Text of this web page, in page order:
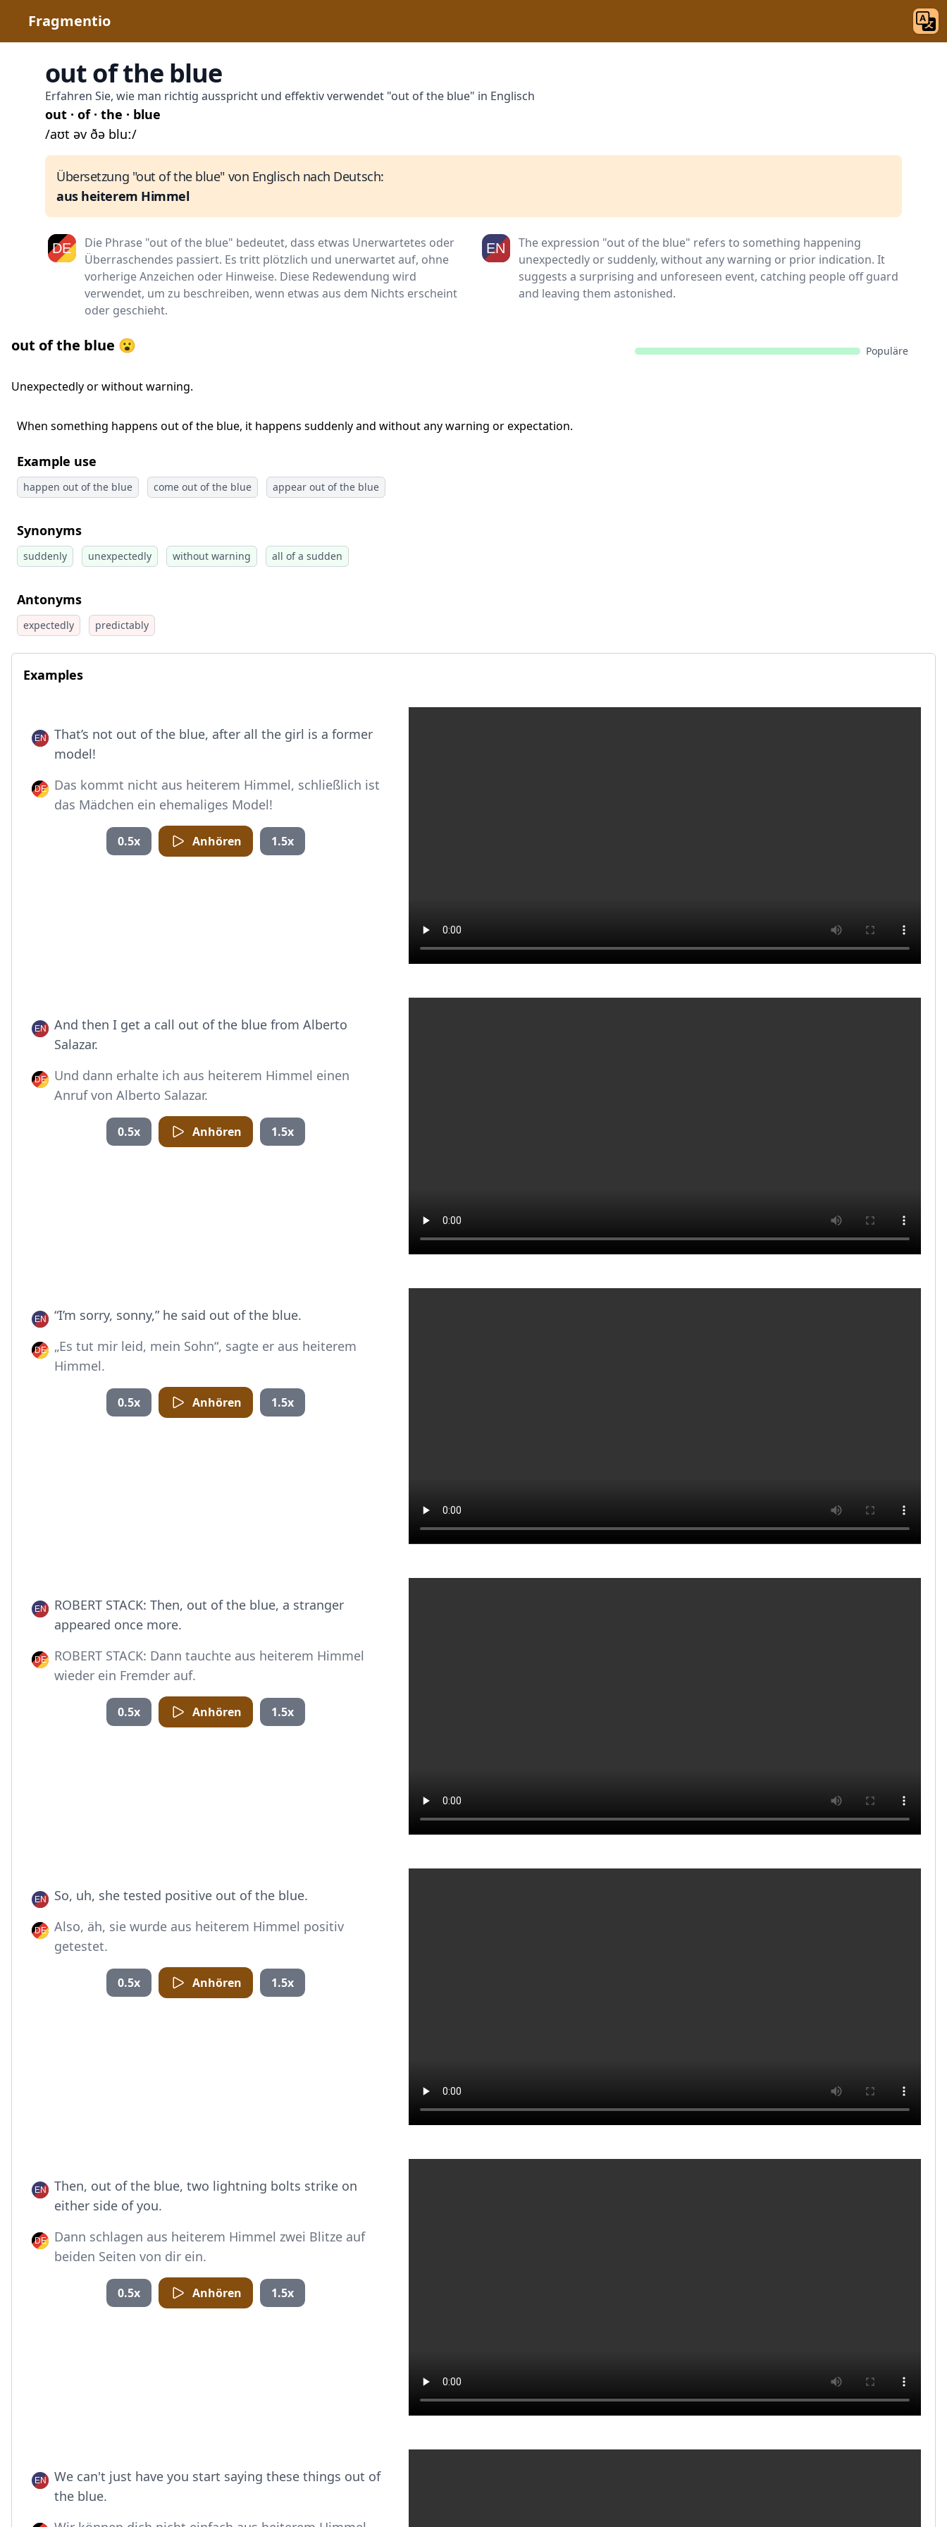
Fragmentio
out of the blue
Erfahren Sie, wie man richtig ausspricht und effektiv verwendet "out of the blue" in Englisch
out · of · the · blue
/aʊt əv ðə bluː/
Übersetzung "out of the blue" von Englisch nach Deutsch:
aus heiterem Himmel
Die Phrase "out of the blue" bedeutet, dass etwas Unerwartetes oder
Überraschendes passiert. Es tritt plötzlich und unerwartet auf, ohne
vorherige Anzeichen oder Hinweise. Diese Redewendung wird
verwendet, um zu beschreiben, wenn etwas aus dem Nichts erscheint
oder geschieht.
The expression "out of the blue" refers to something happening
unexpectedly or suddenly, without any warning or prior indication. It
suggests a surprising and unforeseen event, catching people off guard
and leaving them astonished.
out of the blue 😮 Populäre
Unexpectedly or without warning.
When something happens out of the blue, it happens suddenly and without any warning or expectation.
Example use
happen out of the blue come out of the blue appear out of the blue
Synonyms
suddenly unexpectedly without warning all of a sudden
Antonyms
expectedly predictably
Examples
That’s not out of the blue, after all the girl is a former
model!
Das kommt nicht aus heiterem Himmel, schließlich ist
das Mädchen ein ehemaliges Model!
0.5x Anhören 1.5x
And then I get a call out of the blue from Alberto
Salazar.
Und dann erhalte ich aus heiterem Himmel einen
Anruf von Alberto Salazar.
0.5x Anhören 1.5x
“I’m sorry, sonny,” he said out of the blue.
„Es tut mir leid, mein Sohn“, sagte er aus heiterem
Himmel.
0.5x Anhören 1.5x
ROBERT STACK: Then, out of the blue, a stranger
appeared once more.
ROBERT STACK: Dann tauchte aus heiterem Himmel
wieder ein Fremder auf.
0.5x Anhören 1.5x
So, uh, she tested positive out of the blue.
Also, äh, sie wurde aus heiterem Himmel positiv
getestet.
0.5x Anhören 1.5x
Then, out of the blue, two lightning bolts strike on
either side of you.
Dann schlagen aus heiterem Himmel zwei Blitze auf
beiden Seiten von dir ein.
0.5x Anhören 1.5x
We can't just have you start saying these things out of
the blue.